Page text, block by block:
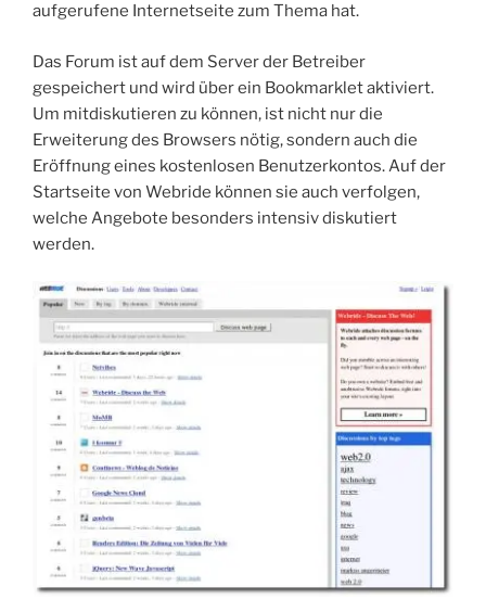
aufgerufene Internetseite zum Thema hat.
Das Forum ist auf dem Server der Betreiber
gespeichert und wird über ein Bookmarklet aktiviert.
Um mitdiskutieren zu können, ist nicht nur die
Erweiterung des Browsers nötig, sondern auch die
Eröffnung eines kostenlosen Benutzerkontos. Auf der
Startseite von Webride können sie auch verfolgen,
welche Angebote besonders intensiv diskutiert
werden.